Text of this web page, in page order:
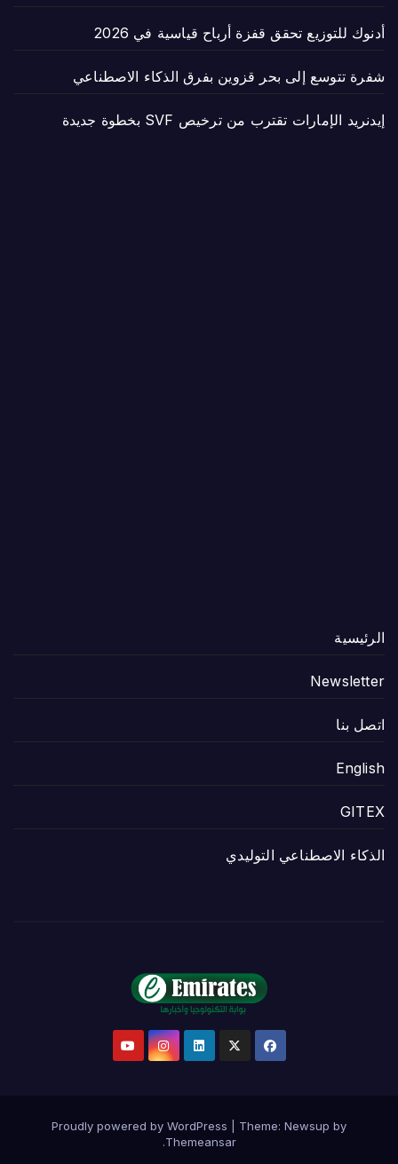
أدنوك للتوزيع تحقق قفزة أرباح قياسية في 2026
شفرة تتوسع إلى بحر قزوين بفرق الذكاء الاصطناعي
إيدنريد الإمارات تقترب من ترخيص SVF بخطوة جديدة
الرئيسية
Newsletter
اتصل بنا
English
GITEX
الذكاء الاصطناعي التوليدي
Proudly powered by WordPress Theme: Newsup by
Themeansar
.